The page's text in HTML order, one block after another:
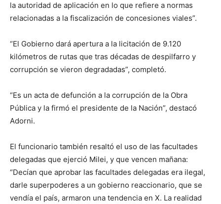
la autoridad de aplicación en lo que refiere a normas
relacionadas a la fiscalización de concesiones viales”.
“El Gobierno dará apertura a la licitación de 9.120
kilómetros de rutas que tras décadas de despilfarro y
corrupción se vieron degradadas”, completó.
“Es un acta de defunción a la corrupción de la Obra
Pública y la firmó el presidente de la Nación”, destacó
Adorni.
El funcionario también resaltó el uso de las facultades
delegadas que ejerció Milei, y que vencen mañana:
“Decían que aprobar las facultades delegadas era ilegal,
darle superpoderes a un gobierno reaccionario, que se
vendía el país, armaron una tendencia en X. La realidad